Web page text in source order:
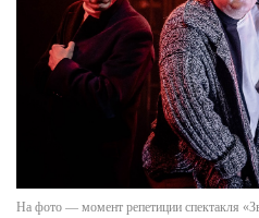
На фото — момент репетиции спектакля